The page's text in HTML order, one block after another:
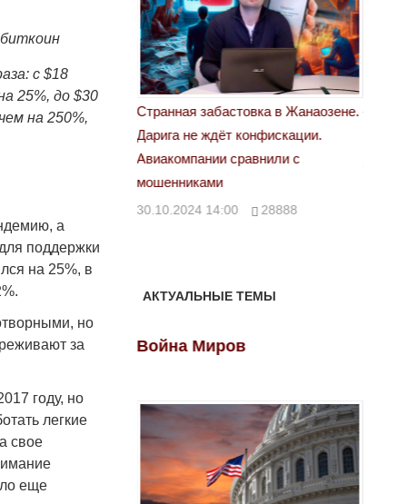
с $18
25%, до $30
на 250%,
а
поддержки
на 25%, в
но
за
году, но
легкие
свое
еще
в Жанаозене.
конфискации.
«Новый Казахстан не говорит всей
правды»
29.10.2024 09:00 39623
АКТУАЛЬНЫЕ ТЕМЫ
Война Миров